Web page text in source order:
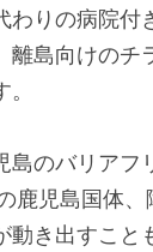
わりの病院付
島向けのチ
島のバリアフ
鹿児島国体
動き出すこと